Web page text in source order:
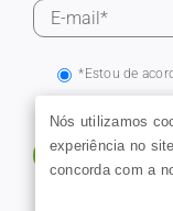
*Estou de
Nós utilizamos
experiência no
concorda com a